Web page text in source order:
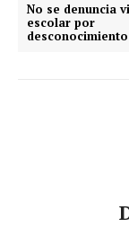
No se denuncia
escolar por
desconocimiento